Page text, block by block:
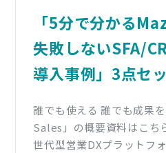
「5分で分かる
失敗しないSFA/
導入事例」3点セ
誰でも使える 誰でも成果
Sales」の概要資料はこち
世代型営業DXプラットフ